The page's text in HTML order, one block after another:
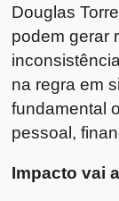
Douglas
podem gerar
na regra em
fundamental
pessoal,
Impacto vai